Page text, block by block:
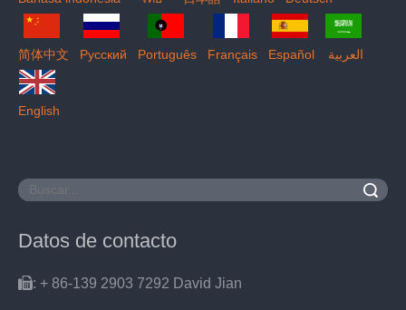
简体中文 Pусский Português Français Español العربية
English
Datos de contacto
: + 86-139 2903 7292 David Jian